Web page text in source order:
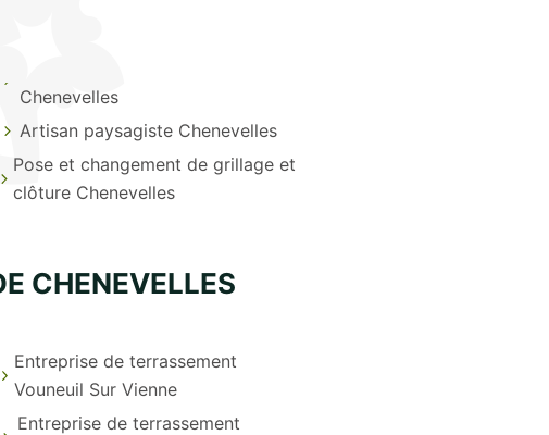
Chenevelles
Artisan paysagiste Chenevelles
Pose et changement de grillage et
clôture Chenevelles
CHENEVELLES
Entreprise de terrassement
Vouneuil Sur Vienne
Entreprise de terrassement